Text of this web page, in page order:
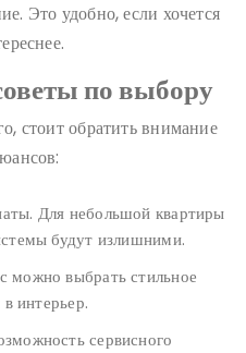
Это удобно, если хочется
по выбору
стоит обратить внимание
Для небольшой квартиры
будут излишними.
можно выбрать стильное
интерьер.
сервисного